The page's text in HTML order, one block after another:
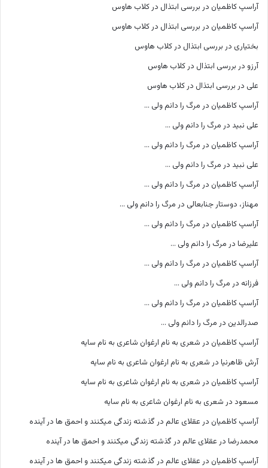
آراسپ کاظمیان در بررسی ابتذال در کلاب هاوس
آراسپ کاظمیان در بررسی ابتذال در کلاب هاوس
بختیاری در بررسی ابتذال در کلاب هاوس
آرزو در بررسی ابتذال در کلاب هاوس
علی در بررسی ابتذال در کلاب هاوس
آراسپ کاظمیان در مرگ را دانم ولی …
علی نبید در مرگ را دانم ولی …
آراسپ کاظمیان در مرگ را دانم ولی …
علی نبید در مرگ را دانم ولی …
آراسپ کاظمیان در مرگ را دانم ولی …
مهناز، دوستار جنابعالی در مرگ را دانم ولی …
آراسپ کاظمیان در مرگ را دانم ولی …
علیرضا در مرگ را دانم ولی …
آراسپ کاظمیان در مرگ را دانم ولی …
فرزانه در مرگ را دانم ولی …
آراسپ کاظمیان در مرگ را دانم ولی …
صدرالدین در مرگ را دانم ولی …
آراسپ کاظمیان در شعری به نام ارغوان شاعری به نام سایه
آرش ظاهرنیا در شعری به نام ارغوان شاعری به نام سایه
آراسپ کاظمیان در شعری به نام ارغوان شاعری به نام سایه
مسعود در شعری به نام ارغوان شاعری به نام سایه
آراسپ کاظمیان در عقلای عالم در گذشته زندگی میکنند و احمق ها در آینده
محمدرضا در عقلای عالم در گذشته زندگی میکنند و احمق ها در آینده
آراسپ کاظمیان در عقلای عالم در گذشته زندگی میکنند و احمق ها در آینده